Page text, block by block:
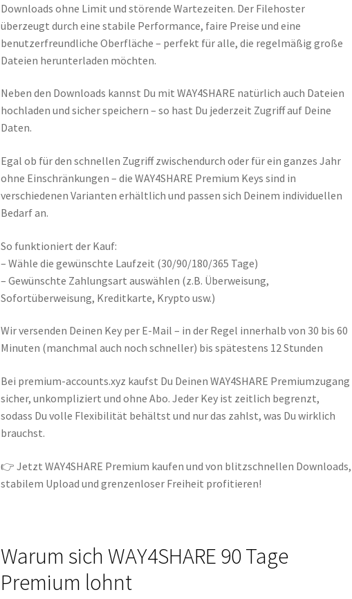
Downloads ohne Limit und störende Wartezeiten. Der Filehoster
überzeugt durch eine stabile Performance, faire Preise und eine
benutzerfreundliche Oberfläche – perfekt für alle, die regelmäßig große
Dateien herunterladen möchten.
Neben den Downloads kannst Du mit WAY4SHARE natürlich auch Dateien
hochladen und sicher speichern – so hast Du jederzeit Zugriff auf Deine
Daten.
Egal ob für den schnellen Zugriff zwischendurch oder für ein ganzes Jahr
ohne Einschränkungen – die WAY4SHARE Premium Keys sind in
verschiedenen Varianten erhältlich und passen sich Deinem individuellen
Bedarf an.
So funktioniert der Kauf:
– Wähle die gewünschte Laufzeit (30/90/180/365 Tage)
– Gewünschte Zahlungsart auswählen (z.B. Überweisung,
Sofortüberweisung, Kreditkarte, Krypto usw.)
Wir versenden Deinen Key per E-Mail – in der Regel innerhalb von 30 bis 60
Minuten (manchmal auch noch schneller) bis spätestens 12 Stunden
Bei premium-accounts.xyz kaufst Du Deinen WAY4SHARE Premiumzugang
sicher, unkompliziert und ohne Abo. Jeder Key ist zeitlich begrenzt,
sodass Du volle Flexibilität behältst und nur das zahlst, was Du wirklich
brauchst.
👉 Jetzt WAY4SHARE Premium kaufen und von blitzschnellen Downloads,
stabilem Upload und grenzenloser Freiheit profitieren!
Warum sich WAY4SHARE 90 Tage
Premium lohnt